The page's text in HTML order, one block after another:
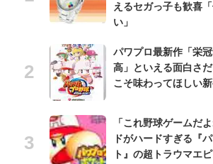
えるセガっ子も歓喜
い」
パワプロ最新作「栄
高」といえる面白さ
こそ味わってほしい
「これ野球ゲームだ
ドがハードすぎる『
ト』の超トラウマエ